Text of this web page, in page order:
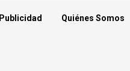
Publicidad Quiénes Somos